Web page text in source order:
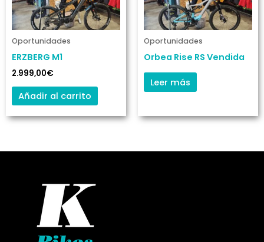
Oportunidades
ERZBERG M1
2.999,00€
Añadir al carrito
Oportunidades
Orbea Rise RS Vendida
Leer más